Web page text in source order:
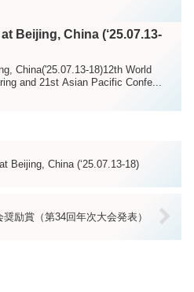
Beijing, China (‘25.07.13-
China('25.07.13-18)12th World
and 21st Asian Pacific Confe...
Beijing, China (‘25.07.13-18)
励賞（第34回年次大会発表）